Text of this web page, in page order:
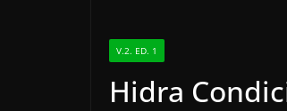
V.2. ED. 1
Hidra